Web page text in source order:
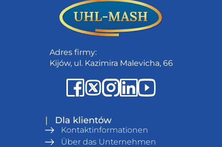
Adres firmy:
Kijów, ul. Kazimira Malevicha, 66
| Dla klientów
Kontaktinformationen
Über das Unternehmen